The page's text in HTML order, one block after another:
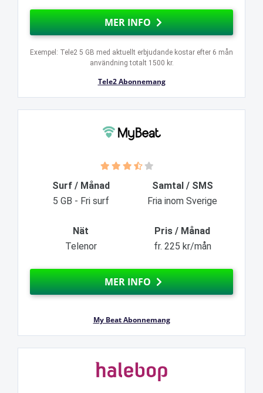
MER INFO
Exempel: Tele2 5 GB med aktuellt erbjudande kostar efter 6 mån
användning totalt 1500 kr.
Tele2 Abonnemang
Surf / Månad
5 GB - Fri surf
Samtal / SMS
Fria inom Sverige
Nät
Telenor
Pris / Månad
fr. 225 kr/mån
MER INFO
My Beat Abonnemang